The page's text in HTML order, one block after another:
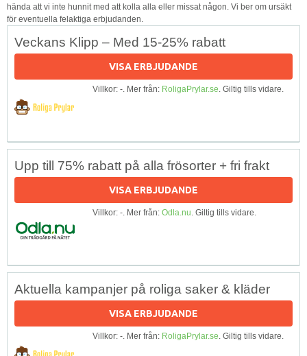
hända att vi inte hunnit med att kolla alla eller missat någon. Vi ber om ursäkt
för eventuella felaktiga erbjudanden.
Veckans Klipp – Med 15-25% rabatt
VISA ERBJUDANDE
Villkor: -. Mer från: RoligaPrylar.se. Giltig tills vidare.
Upp till 75% rabatt på alla frösorter + fri frakt
VISA ERBJUDANDE
Villkor: -. Mer från: Odla.nu. Giltig tills vidare.
Aktuella kampanjer på roliga saker & kläder
VISA ERBJUDANDE
Villkor: -. Mer från: RoligaPrylar.se. Giltig tills vidare.